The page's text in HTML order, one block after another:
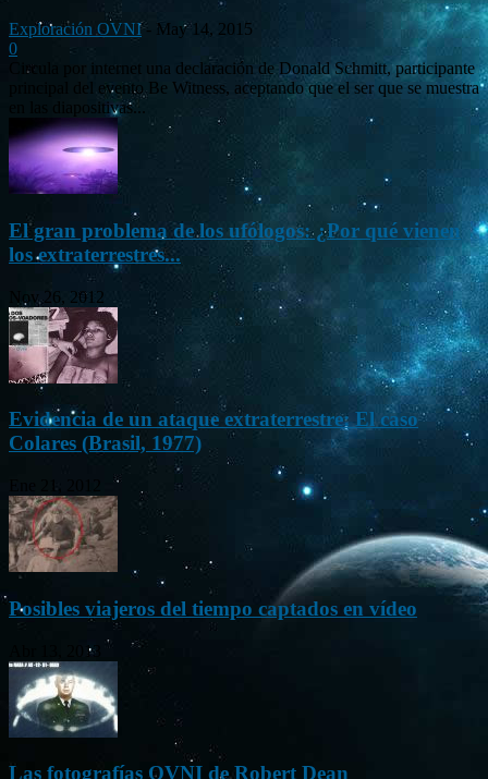
Exploración OVNI - May 14, 2015
0
Circula por internet una declaración de Donald Schmitt, participante
principal del evento Be Witness, aceptando que el ser que se muestra
en las diapositivas...
El gran problema de los ufólogos: ¿Por qué vienen
los extraterrestres...
Nov 26, 2012
Evidencia de un ataque extraterrestre: El caso
Colares (Brasil, 1977)
Posibles viajeros del tiempo captados en vídeo
Abr 13, 2013
Las fotografías OVNI de Robert Dean